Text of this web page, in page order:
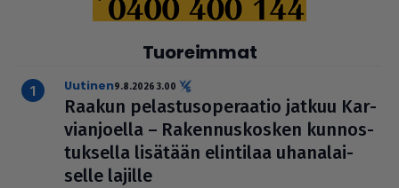
Tuoreimmat
uutinen9.8.2026 3.00
Raakun pelas­tu­so­pe­raa­tio jatkuu Kar­
vi­an­jo­ella – Raken­nus­kos­ken kun­nos­
tuk­sella lisätään elintilaa uha­na­lai­
selle lajille